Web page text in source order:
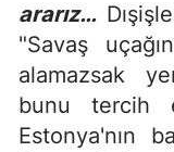
ararız…
"Savaş
alamazsak
bunu tercih
Estonya'nın